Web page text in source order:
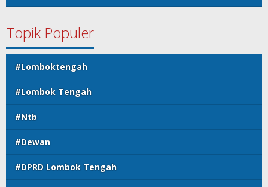
Topik Populer
#Lomboktengah
#Lombok Tengah
#Ntb
#Dewan
#DPRD Lombok Tengah